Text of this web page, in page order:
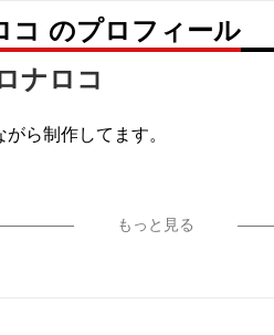
コ のプロフィール
ナロコ
ら制作してます。
もっと見る